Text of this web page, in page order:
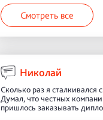
Смотреть все
Николай
Сколько раз я сталкивался
Думал, что честных
пришлось заказывать